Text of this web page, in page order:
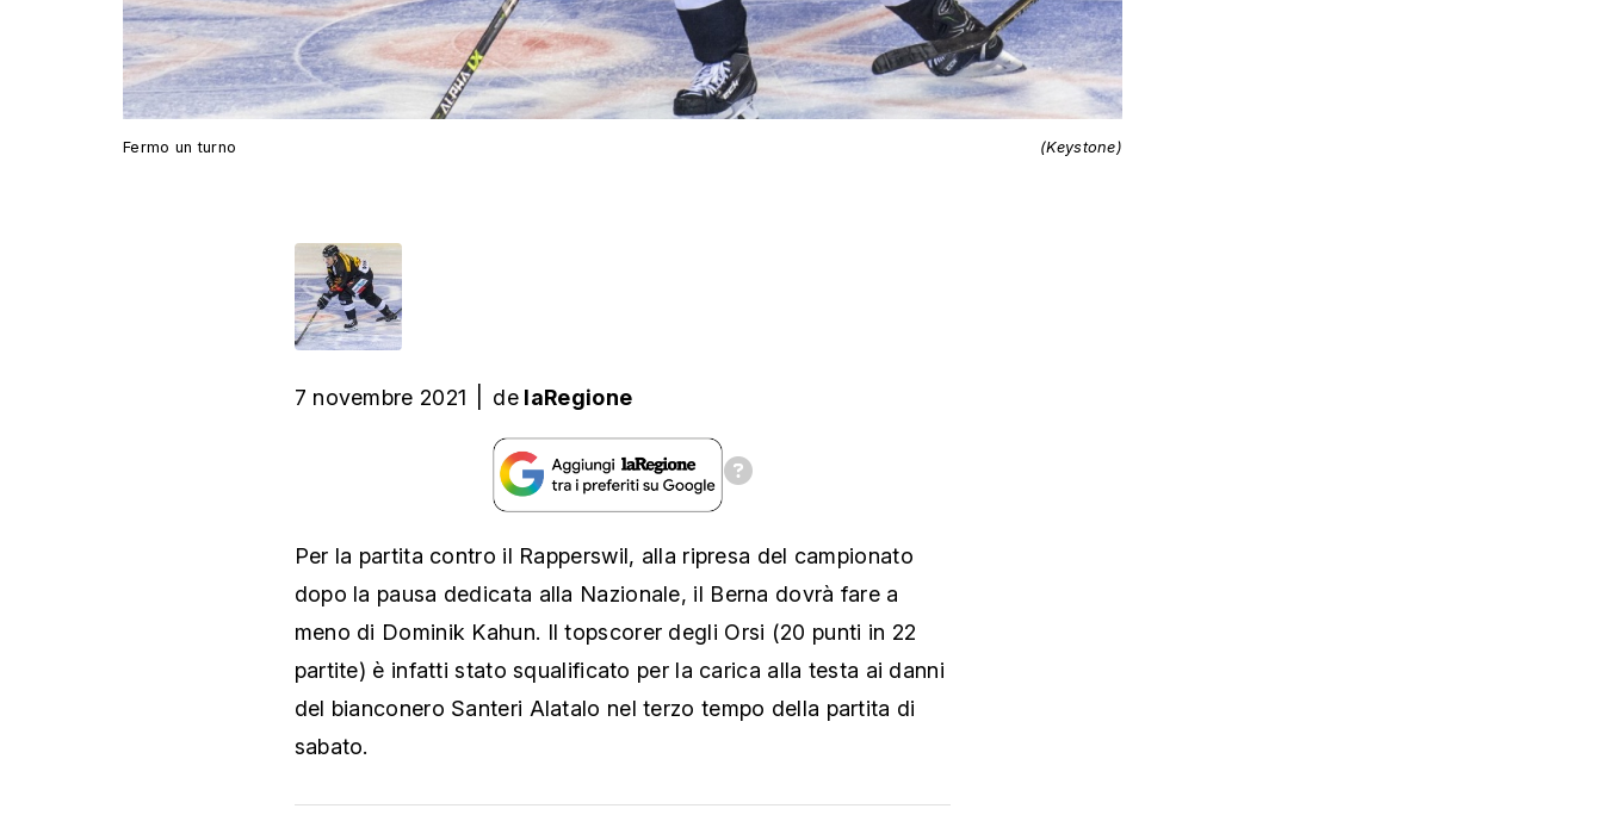
Fermo un turno (Keystone)
7 novembre 2021 de laRegione
Per la partita contro il Rapperswil, alla ripresa del campionato
dopo la pausa dedicata alla Nazionale, il Berna dovrà fare a
meno di Dominik Kahun. Il topscorer degli Orsi (20 punti in 22
partite) è infatti stato squalificato per la carica alla testa ai danni
del bianconero Santeri Alatalo nel terzo tempo della partita di
sabato.